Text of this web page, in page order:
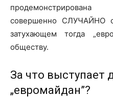
совершенно СЛУЧАЙНО
затухающем тогда
обществу.
За что выступает
„евромайдан”?